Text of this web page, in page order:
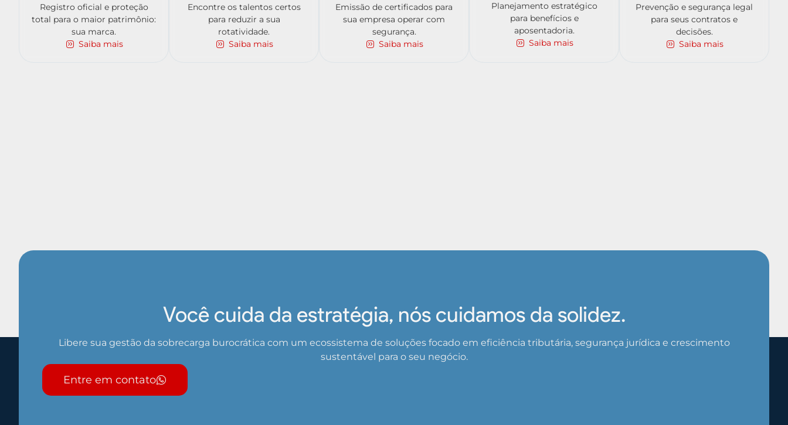
Registro oficial e proteção
total para o maior patrimônio:
sua marca.
Saiba mais
Encontre os talentos certos
para reduzir a sua
rotatividade.
Saiba mais
Emissão de certificados para
sua empresa operar com
segurança.
Saiba mais
Planejamento estratégico
para benefícios e
aposentadoria.
Saiba mais
Prevenção e segurança legal
para seus contratos e
decisões.
Saiba mais
Você cuida da estratégia, nós cuidamos da solidez.
Libere sua gestão da sobrecarga burocrática com um ecossistema de soluções focado em eficiência tributária, segurança jurídica e crescimento
sustentável para o seu negócio.
Entre em contato